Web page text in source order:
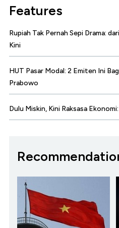
Features
Rupiah Tak Pernah Sepi Drama:
Kini
HUT Pasar Modal: 2 Emiten Ini
Prabowo
Dulu Miskin, Kini Raksasa